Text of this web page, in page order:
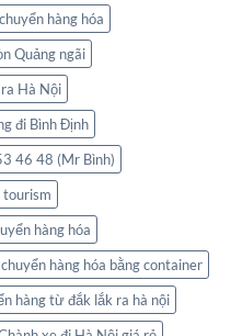
hàng hóa
Quảng ngãi
Hà Nội
đi Bình Định
46 48 (Mr Bình)
tourism
hàng hóa
hàng hóa bằng container
hàng từ đắk lắk ra hà nội